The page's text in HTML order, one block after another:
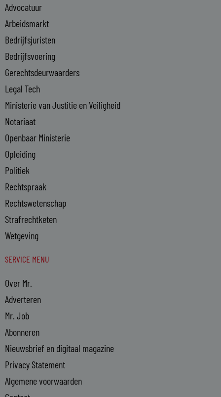
d
i
n
-
i
n
Advocatuur
Arbeidsmarkt
Bedrijfsjuristen
Bedrijfsvoering
Gerechtsdeurwaarders
Legal Tech
Ministerie van Justitie en Veiligheid
Notariaat
Openbaar Ministerie
Opleiding
Politiek
Rechtspraak
Rechtswetenschap
Strafrechtketen
Wetgeving
SERVICE MENU
Over Mr.
Adverteren
Mr. Job
Abonneren
Nieuwsbrief en digitaal magazine
Privacy Statement
Algemene voorwaarden